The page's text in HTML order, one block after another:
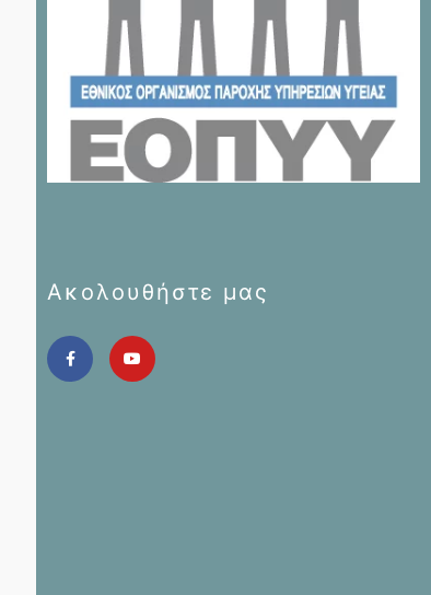
Ακολουθήστε μας